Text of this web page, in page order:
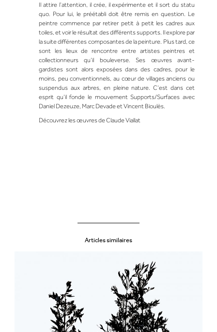
Il attire l’attention, il crée, il expérimente et il sort du statu
quo. Pour lui, le préétabli doit être remis en question. Le
peintre commence par retirer petit à petit les cadres aux
toiles, et voir le résultat des différents supports. Il explore par
la suite différentes composantes de la peinture. Plus tard, ce
sont les lieux de rencontre entre artistes peintres et
collectionneurs qu’il bouleverse. Ses œuvres avant-
gardistes sont alors exposées dans des cadres, pour le
moins, peu conventionnels, au cœur de villages anciens ou
suspendus aux arbres, en pleine nature. C’est dans cet
esprit qu’il fonde le mouvement Supports/Surfaces avec
Daniel Dezeuze, Marc Devade et Vincent Bioulès.
Découvrez les œuvres de Claude Viallat
Articles similaires